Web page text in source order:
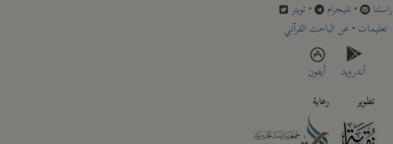
راسلنا • تليجرام • تويتر
تعليمات• عن الباحث القرآني
أندرويد
أيفون
تطوير
رعاية